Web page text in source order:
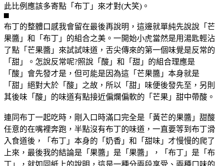
此比例應該多寄點「布丁」來才對(大笑)。
布丁的整體口感我會留在最後再說明，這邊就單純先說說「芒
果醬」和「布丁」的組合之美。一開始小虎當然是用湯匙輕沾
了點「芒果醬」來試試味道，舌尖傳來的第一個味覺是反常的
「甜」。怎說反常呢?照說「酸」和「甜」的組合理應是
「酸」會先發才是，但可能是因為這「芒果醬」本身就是
「甜」絕對大於「酸」之故，所以「甜」味便後發先至，另則
其後味「酸」的味道有點接近偏爛偏軟的「芒果」甜中帶酸。
連同布丁一起吃時，剛入口時滿口完全是「黃芒的果醬」甜酸
任意的在嘴裡奔跑，半點沒有布丁的味道，一直要等到布丁滑
入食道後，「布丁」本身的「奶香」和「甜味」才慢慢的爬了
上來，最後我的結論是「果醬」是「果醬」，「布丁」是「布
丁」，就如同紙上的說明，這是一種分兩段享受、兩種口味的